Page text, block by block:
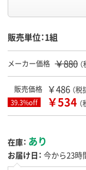
販売単位：1組
メーカー価格 ￥880
販売価格 ￥486 （税
39.3%off ￥534
在庫： あり
お届け日： 今から23時